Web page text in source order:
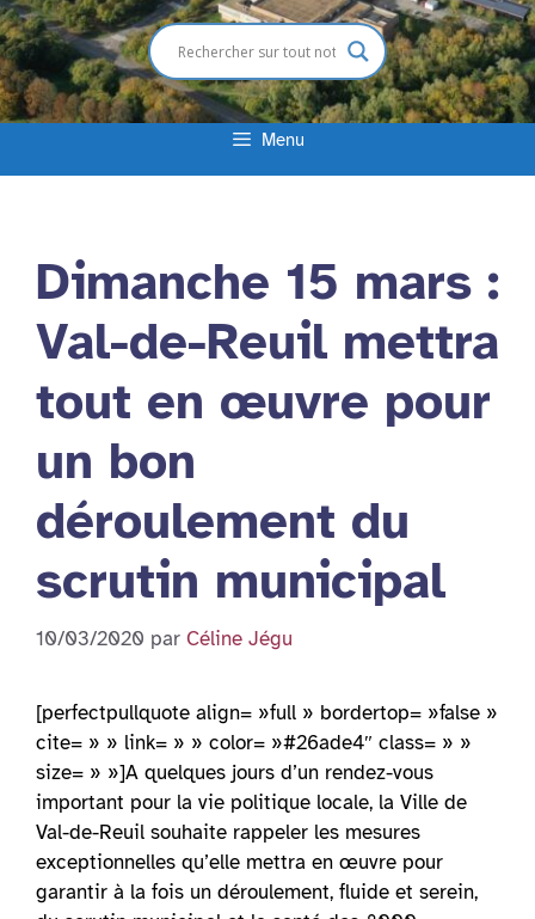
Menu
Dimanche 15 mars :
Val-de-Reuil mettra
tout en œuvre pour
un bon
déroulement du
scrutin municipal
10/03/2020 par Céline Jégu
[perfectpullquote align= »full » bordertop= »false »
cite= » » link= » » color= »#26ade4″ class= » »
size= » »]A quelques jours d’un rendez-vous
important pour la vie politique locale, la Ville de
Val-de-Reuil souhaite rappeler les mesures
exceptionnelles qu’elle mettra en œuvre pour
garantir à la fois un déroulement, fluide et serein,